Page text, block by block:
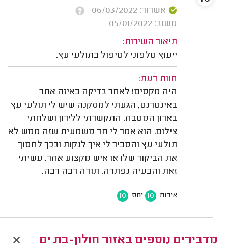
אשרור: 06/03/2022
משוב: 05/01/2022
תיאור השירות:
ייעוץ טלפוני לטיפול בתולעי עץ.
חוות דעת:
היה מקסים! לאחר בדיקה באיזה אתר
באינטרנט, הגעתי למסקנה שיש לי תולעי עץ
בארון המטבח. התקשרתי ללירון ושלחתי
צילום. הוא אמר לי חד משמעית שזה ממש לא
תולעי עץ והסביר לי איך לנקות ובכך לחסוך
את הביקור שלו או איש מקצוע אחר. עשיתי
זאת והבעיה נפתרה. תודה רבה רבה.
איכות 10 יחס 10
מדבירים נוספים באזור חולון-בת ים